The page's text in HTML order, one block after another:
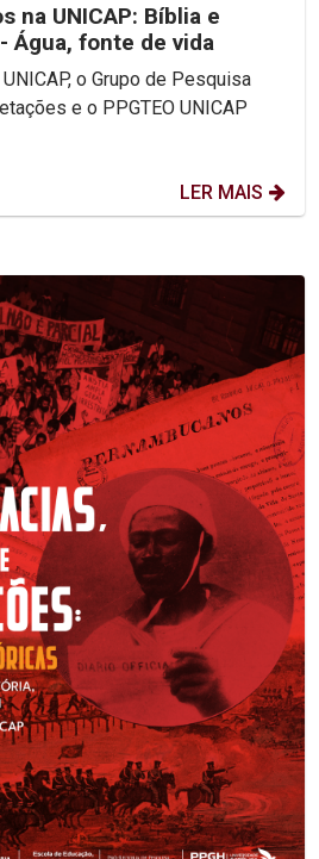
na UNICAP: Bíblia e
Água, fonte de vida
o Grupo de Pesquisa
e o PPGTEO UNICAP
LER MAIS